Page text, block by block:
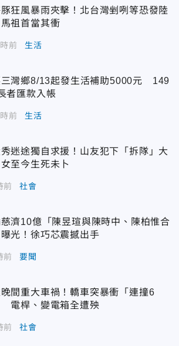
豚狂風暴雨夾擊！北台灣剉咧等恐發陸
祖首當其衝
前 生活
三灣鄉8/13起發生活補助5000元 149
者匯款入帳
前 生活
迷途獨自求援！山友犯下「拆隊」大
至今生死未卜
前 社會
濟10億「陳昱瑄與陳時中、陳柏惟合
光！徐巧芯震撼出手
前 要聞
間重大車禍！轎車突暴衝「連撞6
電桿、變電箱全遭殃
前 社會